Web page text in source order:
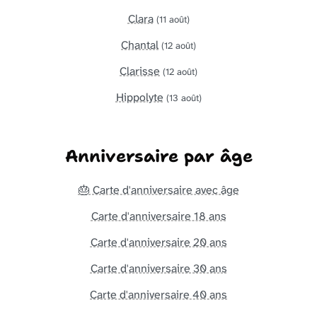
Clara (11 août)
Chantal (12 août)
Clarisse (12 août)
Hippolyte (13 août)
Anniversaire par âge
🎂 Carte d'anniversaire avec âge
Carte d'anniversaire 18 ans
Carte d'anniversaire 20 ans
Carte d'anniversaire 30 ans
Carte d'anniversaire 40 ans